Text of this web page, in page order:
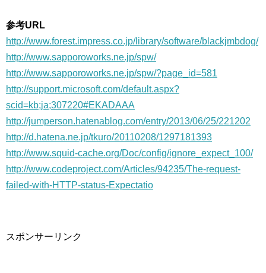
参考URL
http://www.forest.impress.co.jp/library/software/blackjmbdog/
http://www.sapporoworks.ne.jp/spw/
http://www.sapporoworks.ne.jp/spw/?page_id=581
http://support.microsoft.com/default.aspx?
scid=kb;ja;307220#EKADAAA
http://jumperson.hatenablog.com/entry/2013/06/25/221202
http://d.hatena.ne.jp/tkuro/20110208/1297181393
http://www.squid-cache.org/Doc/config/ignore_expect_100/
http://www.codeproject.com/Articles/94235/The-request-
failed-with-HTTP-status-Expectatio
スポンサーリンク